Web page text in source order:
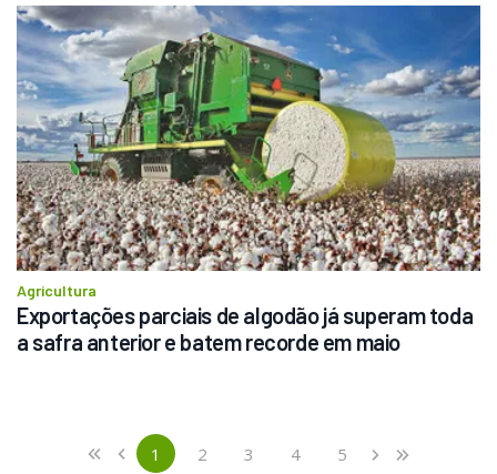
Agricultura
Exportações parciais de algodão já superam toda
a safra anterior e batem recorde em maio
«
First ‹
Previous 1(current)
2 3 4 5 ›Next
»
Last